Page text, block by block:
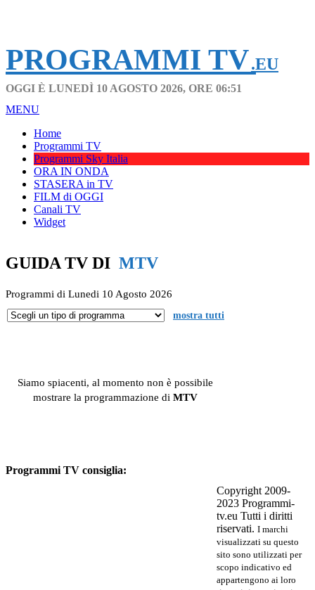
PROGRAMMI TV.EU
OGGI È LUNEDÌ 10 AGOSTO 2026, ORE 06:51
MENU
Home
Programmi TV
Programmi Sky Italia
ORA IN ONDA
STASERA in TV
FILM di OGGI
Canali TV
Widget
GUIDA TV DI MTV
Programmi di Lunedi 10 Agosto 2026
mostra tutti
Siamo spiacenti, al momento non è possibile
mostrare la programmazione di MTV
Programmi TV consiglia:
Copyright 2009-
2023 Programmi-
tv.eu Tutti i diritti
riservati. I marchi
visualizzati su questo
sito sono utilizzati per
scopo indicativo ed
appartengono ai loro